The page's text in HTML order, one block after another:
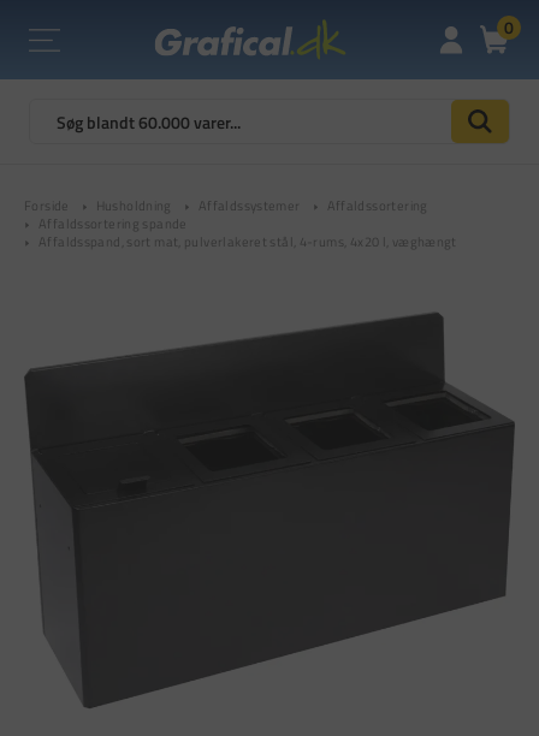
0
Forside Husholdning Affaldssystemer
Affaldssortering
Affaldssortering spande
Affaldsspand, sort mat, pulverlakeret stål, 4-rums, 4x20 l, væghængt